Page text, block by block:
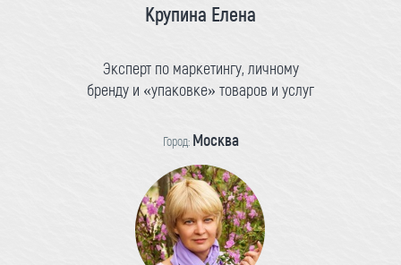
Крупина Елена
Эксперт по маркетингу, личному
бренду и «упаковке» товаров и услуг
Город: Москва